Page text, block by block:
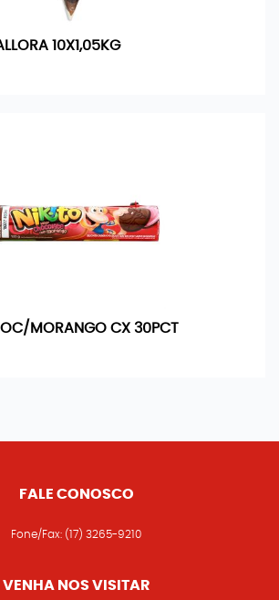
10X1,05KG
MORANGO CX 30PCT
FALE CONOSCO
Fone/Fax: (17) 3265-9210
VENHA NOS VISITAR